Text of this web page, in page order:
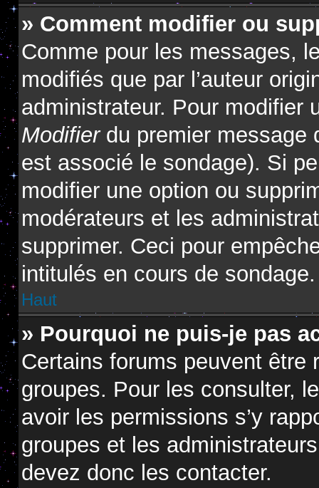
» Comment modifier ou
Comme pour les messages,
modifiés que par l’auteur
administrateur. Pour modifier
Modifierdu premier message
est associé le sondage). Si
modifier une option ou
modérateurs et les
supprimer. Ceci pour
intitulés en cours de sondage.
Haut
» Pourquoi ne puis-je pas
Certains forums peuvent être
groupes. Pour les consulter,
avoir les permissions s’y
groupes et les
devez donc les contacter.